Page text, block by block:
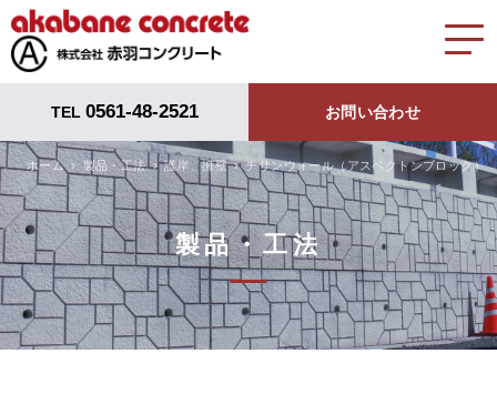
TEL 0561-48-2521 お問い合わせ
ホーム 製品・工法 護岸、擁壁 チサンウォール（アスペクトンブロック）
製品・工法